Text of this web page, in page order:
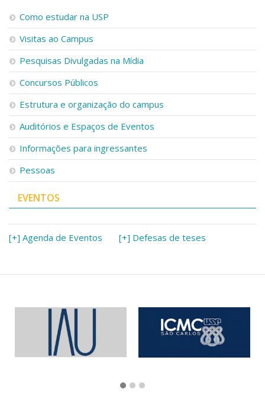
Como estudar na USP
Visitas ao Campus
Pesquisas Divulgadas na Mídia
Concursos Públicos
Estrutura e organização do campus
Auditórios e Espaços de Eventos
Informações para ingressantes
Pessoas
EVENTOS
[+] Agenda de Eventos [+] Defesas de teses